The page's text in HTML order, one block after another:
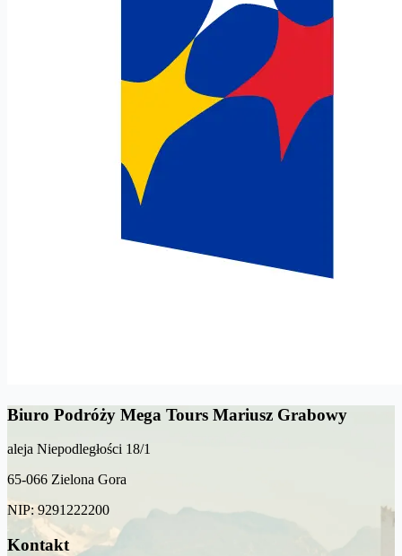
Biuro Podróży Mega Tours Mariusz Grabowy
aleja Niepodległości 18/1
65-066 Zielona Gora
NIP: 9291222200
Kontakt